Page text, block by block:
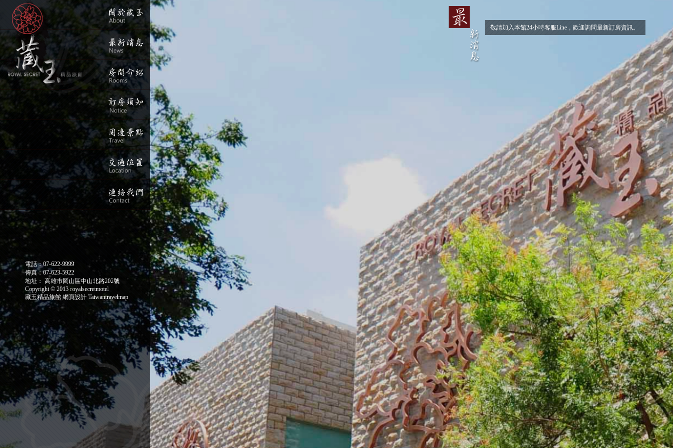
敬請加入本館24小時客服Line，歡迎詢問最新訂房資訊。
電話：07-622-9999
傳真：07-623-5922
地址： 高雄市岡山區中山北路202號
Copyright © 2013 royalsecretmotel
藏玉精品旅館 網頁設計 Taiwantravelmap